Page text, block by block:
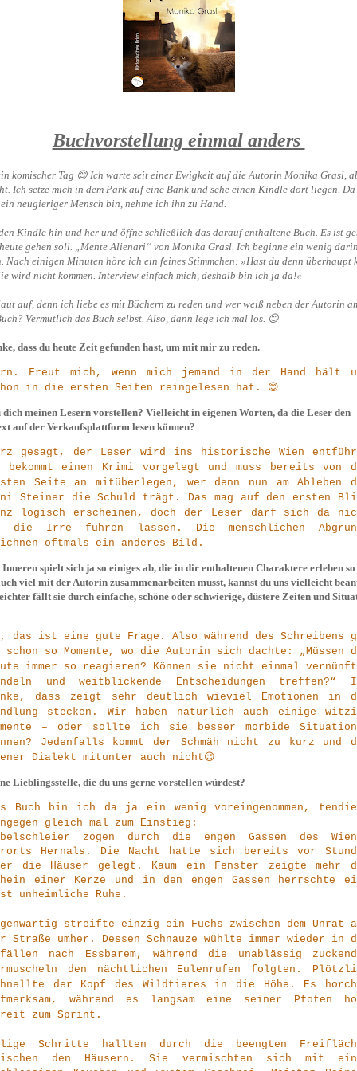
Buchvorstellung einmal anders
komischer Tag 😊 Ich warte seit einer Ewigkeit auf die Autorin Monika Grasl,
Ich setze mich in dem Park auf eine Bank und sehe einen Kindle dort liegen.
neugieriger Mensch bin, nehme ich ihn zu Hand.
Kindle hin und her und öffne schließlich das darauf enthaltene Buch. Es ist
heute gehen soll. „Mente Alienari“ von Monika Grasl. Ich beginne ein wenig
Nach einigen Minuten höre ich ein feines Stimmchen: »Hast du denn überhaupt
wird nicht kommen. Interview einfach mich, deshalb bin ich ja da!«
auf, denn ich liebe es mit Büchern zu reden und wer weiß neben der Autorin
Vermutlich das Buch selbst. Also, dann lege ich mal los. 😊
dass du heute Zeit gefunden hast, um mit mir zu reden.
Freut mich, wenn mich jemand in der Hand hält
in die ersten Seiten reingelesen hat. 😊
dich meinen Lesern vorstellen? Vielleicht in eigenen Worten, da die Leser den
auf der Verkaufsplattform lesen können?
gesagt, der Leser wird ins historische Wien
bekommt einen Krimi vorgelegt und muss bereits von
Seite an mitüberlegen, wer denn nun am Ableben
Steiner die Schuld trägt. Das mag auf den ersten
logisch erscheinen, doch der Leser darf sich da
die Irre führen lassen. Die menschlichen
oftmals ein anderes Bild.
spielt sich ja so einiges ab, die in dir enthaltenen Charaktere erleben so
viel mit der Autorin zusammenarbeiten musst, kannst du uns vielleicht
fällt sie durch einfache, schöne oder schwierige, düstere Zeiten und
das ist eine gute Frage. Also während des Schreibens
schon so Momente, wo die Autorin sich dachte: „Müssen
immer so reagieren? Können sie nicht einmal
und weitblickende Entscheidungen treffen?“
dass zeigt sehr deutlich wieviel Emotionen in
stecken. Wir haben natürlich auch einige
– oder sollte ich sie besser morbide
Jedenfalls kommt der Schmäh nicht zu kurz und
Dialekt mitunter auch nicht😉
Lieblingsstelle, die du uns gerne vorstellen würdest?
Buch bin ich da ja ein wenig voreingenommen,
gleich mal zum Einstieg:
zogen durch die engen Gassen des
Hernals. Die Nacht hatte sich bereits vor
die Häuser gelegt. Kaum ein Fenster zeigte mehr
einer Kerze und in den engen Gassen herrschte
unheimliche Ruhe.
streifte einzig ein Fuchs zwischen dem Unrat
Straße umher. Dessen Schnauze wühlte immer wieder in
nach Essbarem, während die unablässig
den nächtlichen Eulenrufen folgten.
der Kopf des Wildtieres in die Höhe. Es
während es langsam eine seiner Pfoten
zum Sprint.
Schritte hallten durch die beengten
den Häusern. Sie vermischten sich mit